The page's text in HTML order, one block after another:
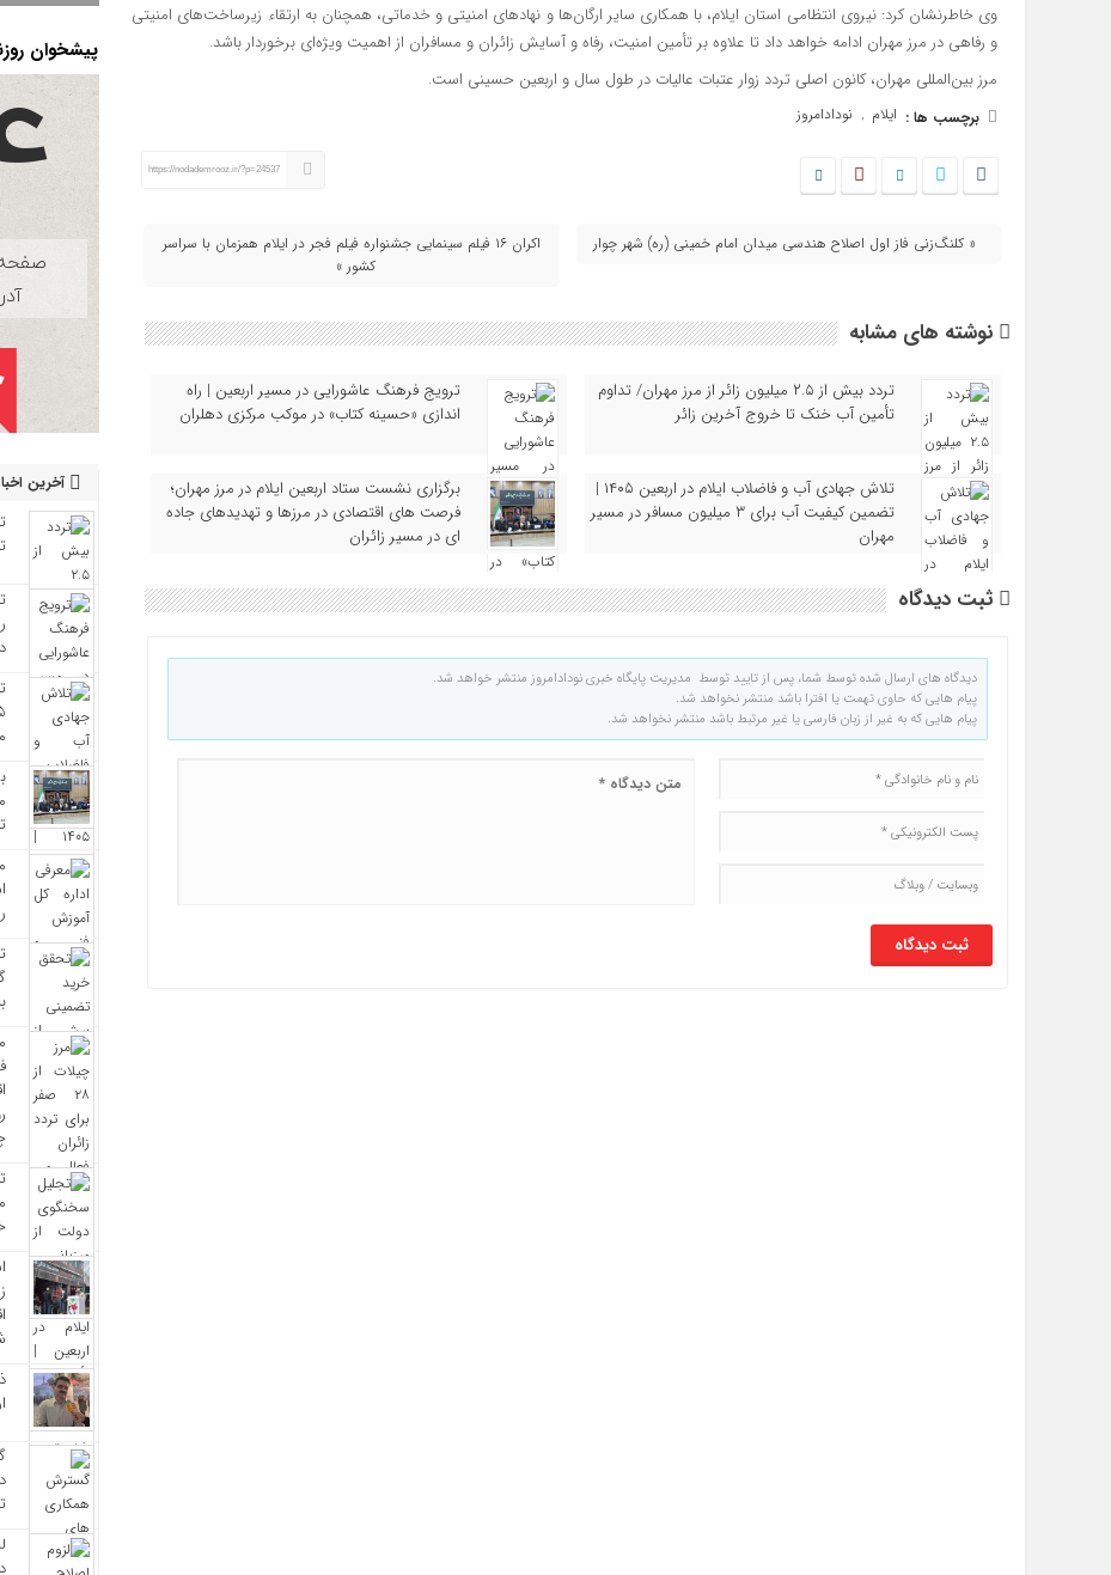
وی خاطرنشان کرد: نیروی انتظامی استان ایلام، با همکاری سایر ارگان‌ها و نهادهای امنیتی و خدماتی، همچنان به ارتقاء زیرساخت‌های امنیتی
و رفاهی در مرز مهران ادامه خواهد داد تا علاوه بر تأمین امنیت، رفاه و آسایش زائران و مسافران از اهمیت ویژه‌ای برخوردار باشد.
مرز بین‌المللی مهران، کانون اصلی تردد زوار عتبات عالیات در طول سال و اربعین حسینی است.
برچسب ها : ایلام , نودادامروز
https://nodademrooz.ir/?p=24537
« کلنگ‌زنی فاز اول اصلاح هندسی میدان امام خمینی (ره) شهر چوار
اکران ۱۶ فیلم سینمایی جشنواره فیلم فجر در ایلام همزمان با سراسر
کشور »
نوشته های مشابه
تردد بیش از ۲.۵ میلیون زائر از مرز مهران/ تداوم
تأمین آب خنک تا خروج آخرین زائر
ترویج فرهنگ عاشورایی در مسیر اربعین | راه‌
اندازی «حسینه کتاب» در موکب مرکزی دهلران
تلاش جهادی آب و فاضلاب ایلام در اربعین ۱۴۰۵ |
تضمین کیفیت آب برای ۳ میلیون مسافر در مسیر
مهران
برگزاری نشست ستاد اربعین ایلام در مرز مهران؛
فرصت‌ های اقتصادی در مرزها و تهدیدهای جاده‌
ای در مسیر زائران
ثبت دیدگاه
دیدگاه های ارسال شده توسط شما، پس از تایید توسط مدیریت پایگاه خبری نودادامروز منتشر خواهد شد.
پیام هایی که حاوی تهمت یا افترا باشد منتشر نخواهد شد.
پیام هایی که به غیر از زبان فارسی یا غیر مرتبط باشد منتشر نخواهد شد.
پیشخوان
آخرین